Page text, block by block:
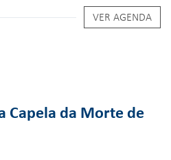
VER AGENDA
Capela da Morte de